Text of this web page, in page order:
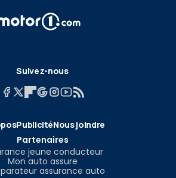
Suivez-nous
PublicitéNous joindre
Partenaires
jeune conducteur
Mon auto assure
assurance auto